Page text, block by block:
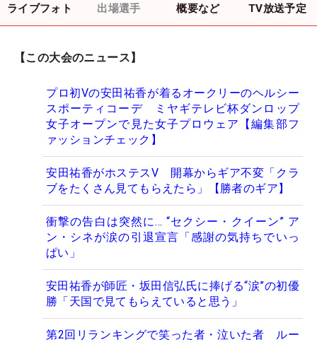
ライブフォト 出場選手 概要など TV放送予定
【この大会のニュース】
プロ初Vの安田祐香が着るオークリーのヘルシー
スポーティコーデ ミヤギテレビ杯ダンロップ
女子オープンで見た女子プロウェア【編集部フ
ァッションチェック】
安田祐香がホステスV 開幕からギア不変「クラ
ブをたくさん見てもらえたら」【勝者のギア】
衝撃の告白は突然に… “セクシー・クイーン” ア
ン・シネが涙の引退宣言「感謝の気持ちでいっ
ぱい」
安田祐香が師匠・坂田信弘氏に捧げる“涙”の初優
勝「天国で見てもらえていると思う」
第2回リランキングで笑った者・泣いた者 ルー